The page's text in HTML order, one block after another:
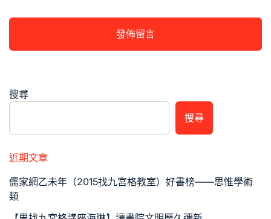
搜尋
搜尋
近期文章
儒家網乙未年（2015找九宮格教室）好書榜——思惟學術
類